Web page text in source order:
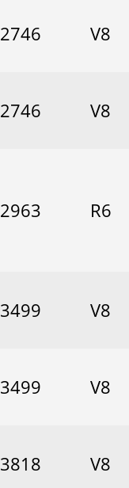
2746 V8
2746 V8
2963 R6
3499 V8
3499 V8
3818 V8